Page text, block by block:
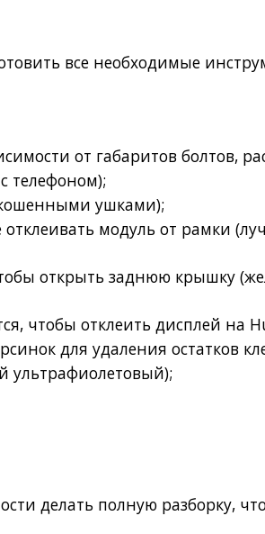
все необходимые
от габаритов болтов,
телефоном);
ушками);
модуль от рамки
открыть заднюю крышку
чтобы отклеить дисплей на
для удаления остатков
ультрафиолетовый);
делать полную разборку,